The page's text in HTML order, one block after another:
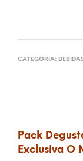
CATEGORIA:
Pack
Exclusiva O